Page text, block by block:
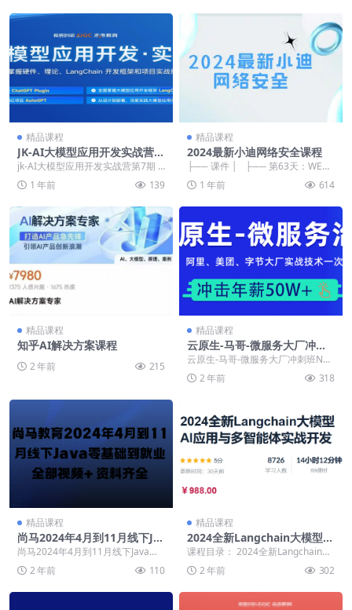
精品课程
JK-AI大模型应用开发实战营第
7期
jk-AI大模型应用开发实战营第7期 ├
──第1周-第1章 初探大模型-起源与
发...1 年前 139
精品课程
2024最新小迪网络安全课程
├── 课件 │ ├── 第63天：WEB
攻防-JS应用&算法逆向&...
1 年前 614
精品课程
知乎AI解决方案课程
2 年前 215
精品课程
云原生-马哥-微服务大厂冲刺
班N66期（高清视频+资料齐
云原生-马哥-微服务大厂冲刺班N66
期（高清视频+资料齐全） ├──00.
资料文...
2 年前 318
精品课程
尚马2024年4月到11月线下Ja
va零基础到就业全部视频+资
料齐全
尚马2024年4月到11月线下Java零
基础到就业全部视频+资料齐全 ├─
─第二...
2 年前 110
精品课程
2024全新Langchain大模型AI
应用与多智能体实战开发|价
值988
课程目录： 2024全新Langchain大
模型AI应用与多智能体实战开发 0
1... 2 年前 302